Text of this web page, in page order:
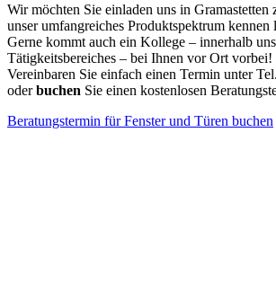
Wir möchten Sie einladen uns in Gramastetten
unser umfangreiches Produktspektrum kennen
Gerne kommt auch ein Kollege – innerhalb
Tätigkeitsbereiches – bei Ihnen vor Ort vorbei!
Vereinbaren Sie einfach einen Termin unter
oderbuchen Sie einen kostenlosen
Beratungstermin für Fenster und Türen buchen